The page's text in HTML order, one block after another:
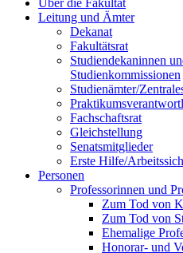
Leitung und Ämter
Dekanat
Fakultätsrat
Studiendekaninnen
Studienkommissionen
Studienämter/
Fachschaftsrat
Gleichstellung
Senatsmitglieder
Erste Hilfe/
Personen
Professorinnen und
Zum Tod von
Zum Tod von
Ehemalige
Honorar- und